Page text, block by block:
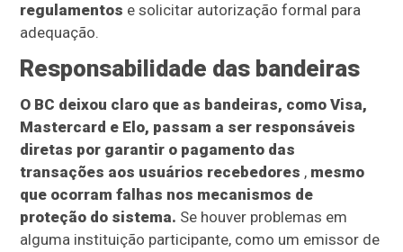
regulamentos e solicitar autorização formal para
adequação.
Responsabilidade das bandeiras
O BC deixou claro que as bandeiras, como Visa,
Mastercard e Elo, passam a ser responsáveis
diretas por garantir o pagamento das
transações aos usuários recebedores , mesmo
que ocorram falhas nos mecanismos de
proteção do sistema. Se houver problemas em
alguma instituição participante, como um emissor de